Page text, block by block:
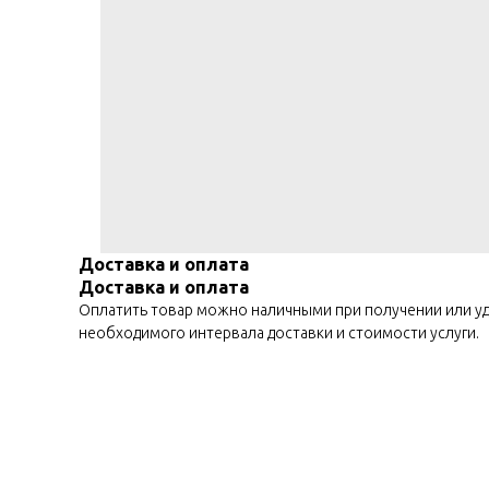
Доставка и оплата
Доставка и оплата
Оплатить товар можно наличными при получении или
необходимого интервала доставки и стоимости услуги.